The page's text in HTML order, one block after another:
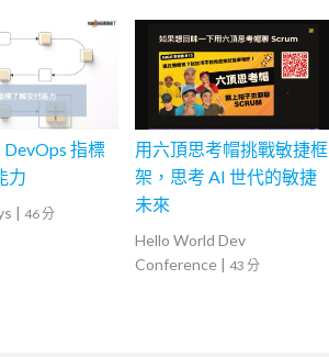
DevOps 指標
力
| 46 分
用六頂思考帽挑戰敏捷框
架，思考 AI 世代的敏捷
未來
Hello World Dev
Conference | 43 分